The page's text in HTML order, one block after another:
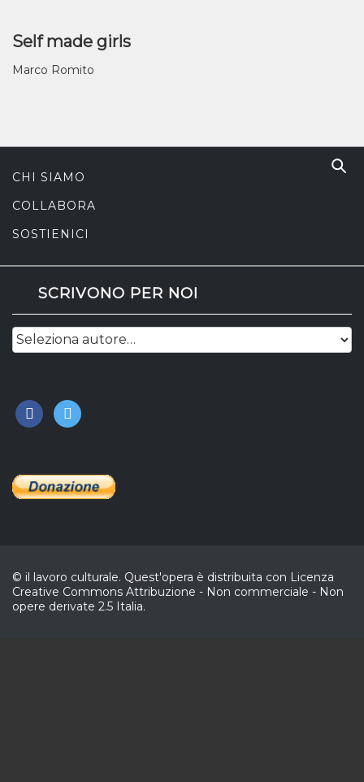
Self made girls
Marco Romito
CHI SIAMO
COLLABORA
SOSTIENICI
SCRIVONO PER NOI
facebook
twitter
© il lavoro culturale. Quest'opera è distribuita con Licenza
Creative Commons Attribuzione - Non commerciale - Non
opere derivate 2.5 Italia.